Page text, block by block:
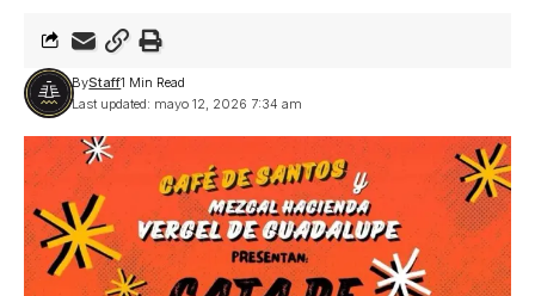
Last updated: mayo 12, 2026 7:34 am
ByStaff1 Min Read